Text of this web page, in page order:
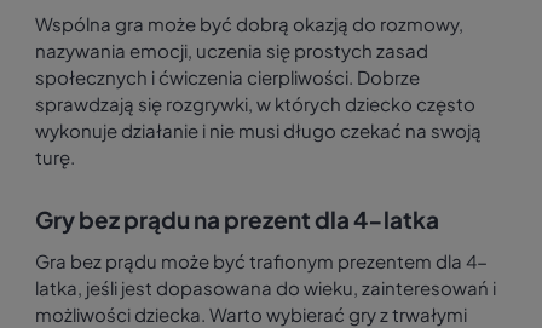
Wspólna gra może być dobrą okazją do rozmowy,
nazywania emocji, uczenia się prostych zasad
społecznych i ćwiczenia cierpliwości. Dobrze
sprawdzają się rozgrywki, w których dziecko często
wykonuje działanie i nie musi długo czekać na swoją
turę.
Gry bez prądu na prezent dla 4-latka
Gra bez prądu może być trafionym prezentem dla 4-
latka, jeśli jest dopasowana do wieku, zainteresowań i
możliwości dziecka. Warto wybierać gry z trwałymi